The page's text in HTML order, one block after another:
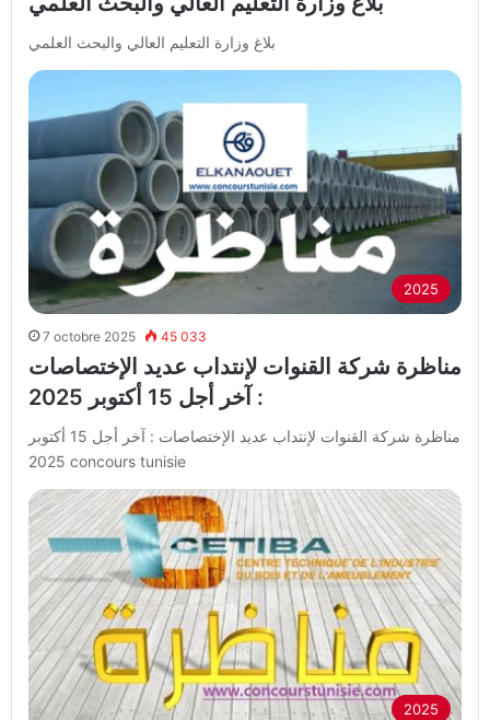
بلاغ وزارة التعليم العالي والبحث العلمي
2025
7 octobre 2025 45 033
مناظرة شركة القنوات لإنتداب عديد الإختصاصات
: آخر أجل 15 أكتوبر 2025
مناظرة شركة القنوات لإنتداب عديد الإختصاصات : آخر أجل 15 أكتوبر
2025 concours tunisie
2025